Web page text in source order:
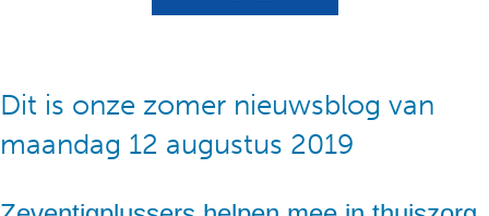
Dit is onze zomer nieuwsblog van
maandag 12 augustus 2019